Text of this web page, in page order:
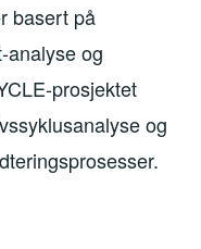
basert på
analyse og
prosjektet
og